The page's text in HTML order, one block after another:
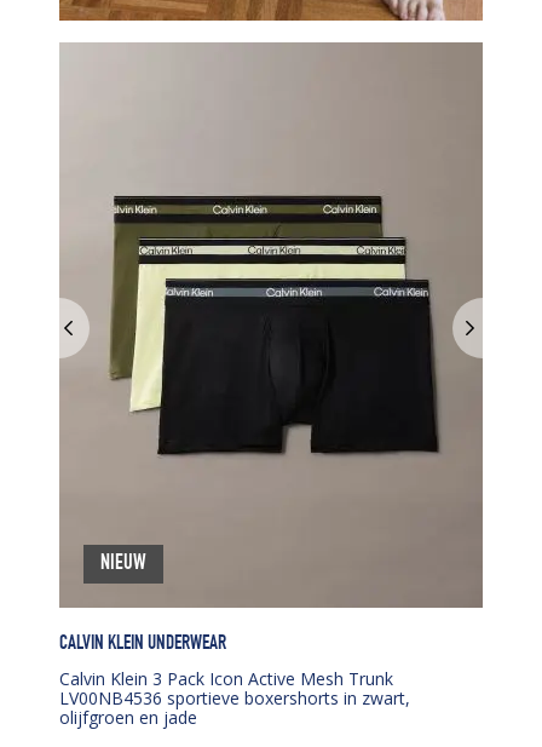
CALVIN KLEIN UNDERWEAR
Calvin Klein 3 Pack Icon Active Mesh Trunk
LV00NB4536 sportieve boxershorts in zwart,
olijfgroen en jade
NIEUW